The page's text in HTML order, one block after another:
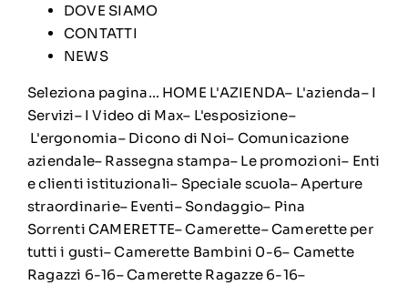
DOVE SIAMO
CONTATTI
NEWS
Seleziona pagina… HOME L'AZIENDA– L'azienda– I
Servizi– I Video di Max– L'esposizione–
L'ergonomia– Dicono di Noi– Comunicazione
aziendale– Rassegna stampa– Le promozioni– Enti
e clienti istituzionali– Speciale scuola– Aperture
straordinarie– Eventi– Sondaggio– Pina
Sorrenti CAMERETTE– Camerette– Camerette per
tutti i gusti– Camerette Bambini 0-6– Camette
Ragazzi 6-16– Camerette Ragazze 6-16–